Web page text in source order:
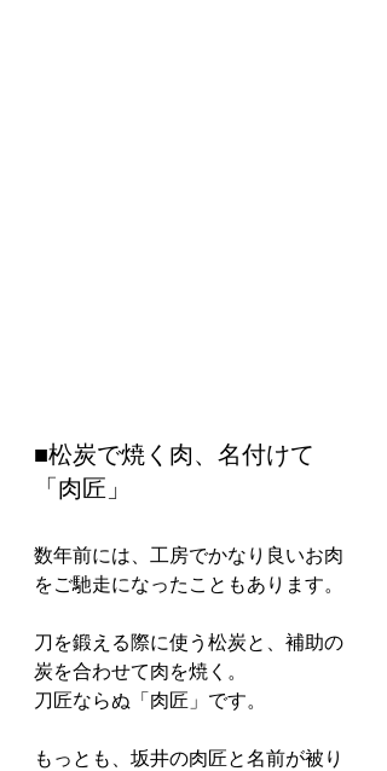
■松炭で焼く肉、名付けて
「肉匠」
数年前には、工房でかなり良いお肉
をご馳走になったこともあります。
刀を鍛える際に使う松炭と、補助の
炭を合わせて肉を焼く。
刀匠ならぬ「肉匠」です。
もっとも、坂井の肉匠と名前が被り